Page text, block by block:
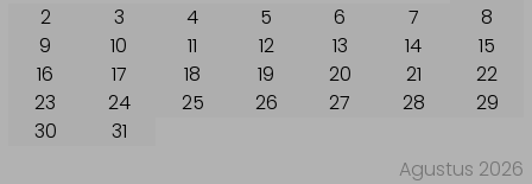
Agustus 2026
2
3 4 5 6 7
8
9
10 11 12 13 14
15
16
17 18 19 20 21
22
23
24 25 26 27 28
29
30
31